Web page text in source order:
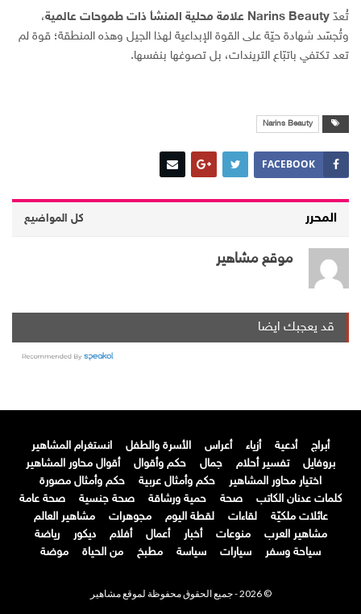
تُعدّ Narins Beauty علامة محلية المنشأ ذات طموحات عالمية،
وتُجسّد شهادة حيّة على القوة الإبداعية لهذا الجيل وهذه المنطقة؛ قوة لم
تعد تكتفي باتبّاع التريندات، بل تصوغها بنفسها.
Narins Beauty
FACEBOOK
المحرر كل المواضيع
موقع مشاهير
قد يعجبك ايضا
أبراج أدعية أزياء أعراس الأسرة والطفل
انستغرام المشاهير
بروفايل
تفسير أحلام جمال حكم وأقوال
أقوال محاور المشاهير
اختيار محاور المشاهير
حكم وأمثال عربية
حكم وأمثال مصورة
كلمات عدنان الكاتب
صحة حمية ورشاقة صحة جنسية
صحة عامة
عائلات ملكيّة
لقاءات لقطة اليوم مجوهرات
مشاهير العالم
مشاهير العرب
منوعات أخبار أعمال أفلام ديكور
رياضة
سياحة وسفر
سيارات سياسة مطبخ من الحياة موضة
© 2026 - جميع الحقوق محفوظة لموقع مشاهير